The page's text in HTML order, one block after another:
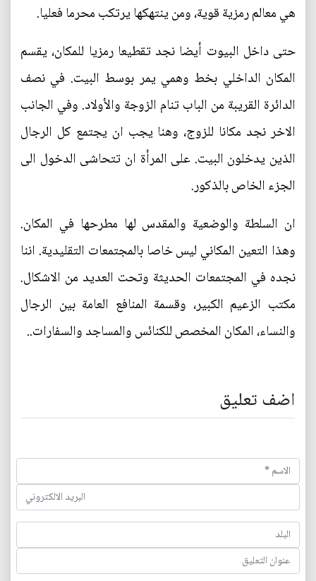
هي معالم رمزية قوية، ومن ينتهكها يرتكب محرما فعليا.
حتى داخل البيوت أيضا نجد تقطيعا رمزيا للمكان، يقسم
المكان الداخلي بخط وهمي يمر بوسط البيت. في نصف
الدائرة القريبة من الباب تنام الزوجة والأولاد. وفي الجانب
الاخر نجد مكانا للزوج، وهنا يجب ان يجتمع كل الرجال
الذين يدخلون البيت. على المرأة ان تتحاشى الدخول الى
الجزء الخاص بالذكور.
ان السلطة والوضعية والمقدس لها مطرحها في المكان.
وهذا التعين المكاني ليس خاصا بالمجتمعات التقليدية. اننا
نجده في المجتمعات الحديثة وتحت العديد من الاشكال.
مكتب الزعيم الكبير، وقسمة المنافع العامة بين الرجال
والنساء، المكان المخصص للكنائس والمساجد والسفارات..
اضف تعليق